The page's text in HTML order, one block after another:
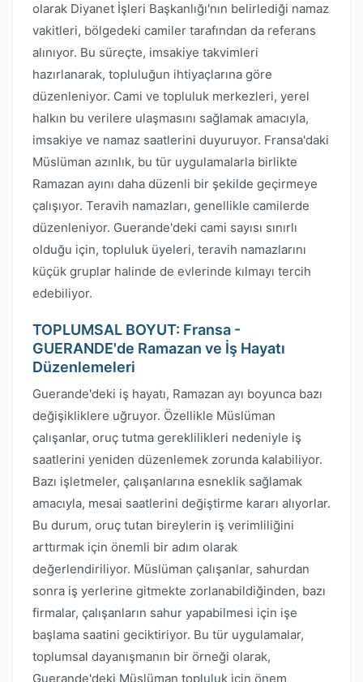
olarak Diyanet İşleri Başkanlığı'nın belirlediği namaz
vakitleri, bölgedeki camiler tarafından da referans
alınıyor. Bu süreçte, imsakiye takvimleri
hazırlanarak, topluluğun ihtiyaçlarına göre
düzenleniyor. Cami ve topluluk merkezleri, yerel
halkın bu verilere ulaşmasını sağlamak amacıyla,
imsakiye ve namaz saatlerini duyuruyor. Fransa'daki
Müslüman azınlık, bu tür uygulamalarla birlikte
Ramazan ayını daha düzenli bir şekilde geçirmeye
çalışıyor. Teravih namazları, genellikle camilerde
düzenleniyor. Guerande'deki cami sayısı sınırlı
olduğu için, topluluk üyeleri, teravih namazlarını
küçük gruplar halinde de evlerinde kılmayı tercih
edebiliyor.
TOPLUMSAL BOYUT: Fransa -
GUERANDE'de Ramazan ve İş Hayatı
Düzenlemeleri
Guerande'deki iş hayatı, Ramazan ayı boyunca bazı
değişikliklere uğruyor. Özellikle Müslüman
çalışanlar, oruç tutma gereklilikleri nedeniyle iş
saatlerini yeniden düzenlemek zorunda kalabiliyor.
Bazı işletmeler, çalışanlarına esneklik sağlamak
amacıyla, mesai saatlerini değiştirme kararı alıyorlar.
Bu durum, oruç tutan bireylerin iş verimliliğini
arttırmak için önemli bir adım olarak
değerlendiriliyor. Müslüman çalışanlar, sahurdan
sonra iş yerlerine gitmekte zorlanabildiğinden, bazı
firmalar, çalışanların sahur yapabilmesi için işe
başlama saatini geciktiriyor. Bu tür uygulamalar,
toplumsal dayanışmanın bir örneği olarak,
Guerande'deki Müslüman topluluk için önem